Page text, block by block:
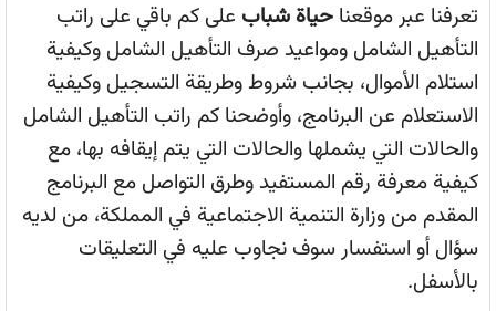
تعرفنا عبر موقعنا حياة شباب على كم باقي على راتب
التأهيل الشامل ومواعيد صرف التأهيل الشامل وكيفية
استلام الأموال، بجانب شروط وطريقة التسجيل وكيفية
الاستعلام عن البرنامج، وأوضحنا كم راتب التأهيل الشامل
والحالات التي يشملها والحالات التي يتم إيقافه بها، مع
كيفية معرفة رقم المستفيد وطرق التواصل مع البرنامج
المقدم من وزارة التنمية الاجتماعية في المملكة، من لديه
سؤال أو استفسار سوف نجاوب عليه في التعليقات
بالأسفل.